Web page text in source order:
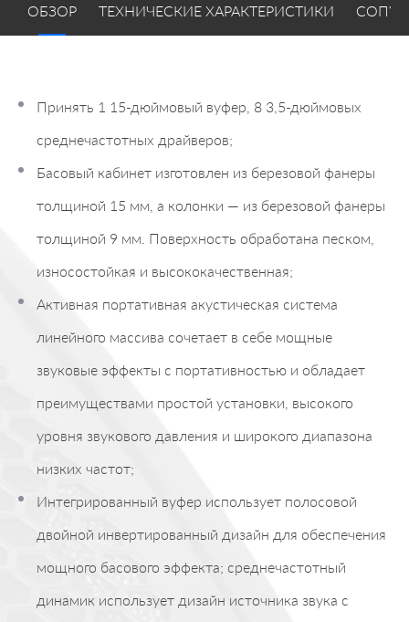
ОБЗОР ТЕХНИЧЕСКИЕ ХАРАКТЕРИСТИКИ
Принять 1 15-дюймовый вуфер, 8 3,5-дюймовых
среднечастотных драйверов;
Басовый кабинет изготовлен из березовой фанеры
толщиной 15 мм, а колонки — из березовой фанеры
толщиной 9 мм. Поверхность обработана песком,
износостойкая и высококачественная;
Активная портативная акустическая система
линейного массива сочетает в себе мощные
звуковые эффекты с портативностью и обладает
преимуществами простой установки, высокого
уровня звукового давления и широкого диапазона
низких частот;
Интегрированный вуфер использует полосовой
двойной инвертированный дизайн для обеспечения
мощного басового эффекта; среднечастотный
динамик использует дизайн источника звука с